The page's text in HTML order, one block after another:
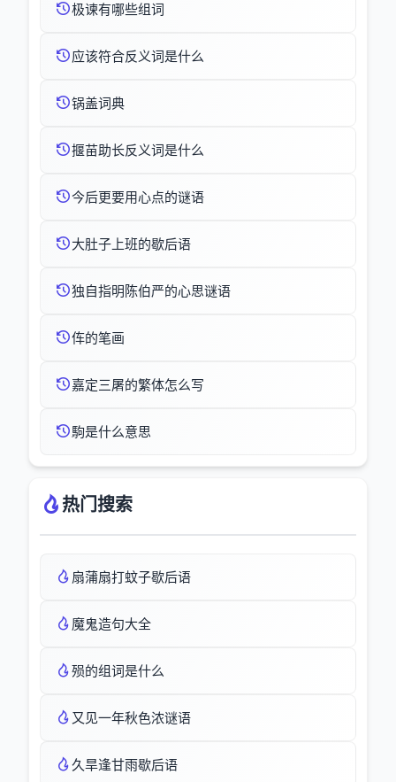
极谏有哪些组词
应该符合反义词是什么
锅盖词典
揠苗助长反义词是什么
今后更要用心点的谜语
大肚子上班的歇后语
独自指明陈伯严的心思谜语
伡的笔画
嘉定三屠的繁体怎么写
駒是什么意思
热门搜索
扇蒲扇打蚊子歇后语
魔鬼造句大全
殒的组词是什么
又见一年秋色浓谜语
久旱逢甘雨歇后语